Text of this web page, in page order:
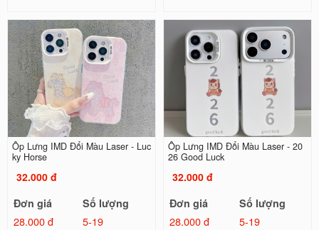
Ốp Lưng IMD Đổi Màu Laser - Luc
ky Horse
32.000 đ
Đơn giá
Số lượng
28.000 đ
5-19
Ốp Lưng IMD Đổi Màu Laser - 20
26 Good Luck
32.000 đ
Đơn giá
Số lượng
28.000 đ
5-19